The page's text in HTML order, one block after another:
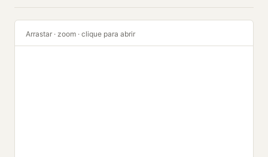
Arrastar · zoom · clique para abrir